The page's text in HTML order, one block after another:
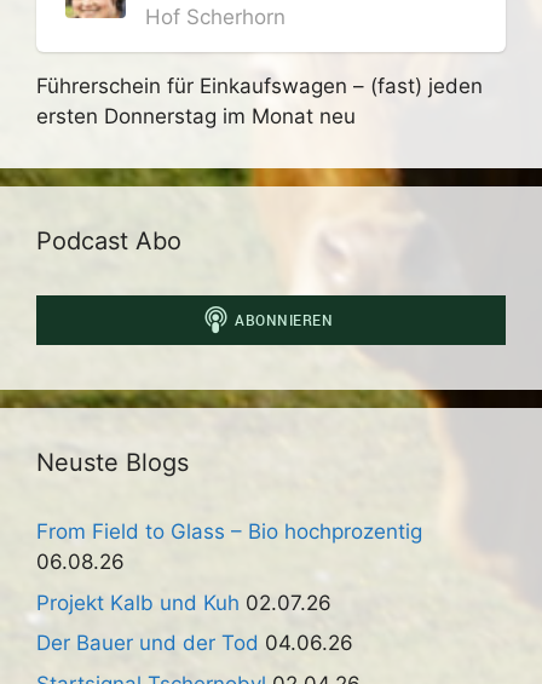
Hof Scherhorn
Führerschein für Einkaufswagen – (fast) jeden
ersten Donnerstag im Monat neu
Podcast Abo
Neuste Blogs
From Field to Glass – Bio hochprozentig
06.08.26
Projekt Kalb und Kuh 02.07.26
Der Bauer und der Tod 04.06.26